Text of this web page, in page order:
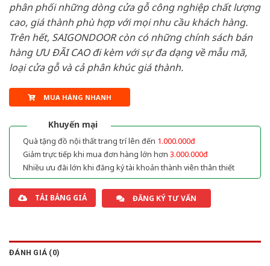
phân phối những dòng cửa gỗ công nghiệp chất lượng
cao, giá thành phù hợp với mọi nhu cầu khách hàng.
Trên hết, SAIGONDOOR còn có những chính sách bán
hàng ƯU ĐÃI CAO đi kèm với sự đa dạng về mẫu mã,
loại cửa gỗ và cả phân khúc giá thành.
MUA HÀNG NHANH
Khuyến mại
Quà tặng đồ nội thất trang trí lên đến 1.000.000đ
Giảm trực tiếp khi mua đơn hàng lớn hơn 3.000.000đ
Nhiều ưu đãi lớn khi đăng ký tài khoản thành viên thân thiết
TẢI BẢNG GIÁ ĐĂNG KÝ TƯ VẤN
ĐÁNH GIÁ (0)